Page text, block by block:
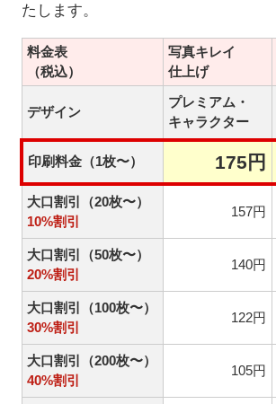
たします。
料金表
（税込）
写真キレイ
仕上げ
デザイン
プレミアム・
キャラクター
印刷料金（1枚〜） 175円
大口割引（20枚〜）
10%割引
157円
大口割引（50枚〜）
20%割引
140円
大口割引（100枚〜）
30%割引
122円
大口割引（200枚〜）
40%割引
105円